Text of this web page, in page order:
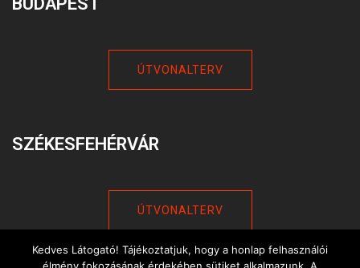
ÚTVONALTERV
SZÉKESFEHÉRVÁR
ÚTVONALTERV
Kedves Látogató! Tájékoztatjuk, hogy a honlap felhasználói